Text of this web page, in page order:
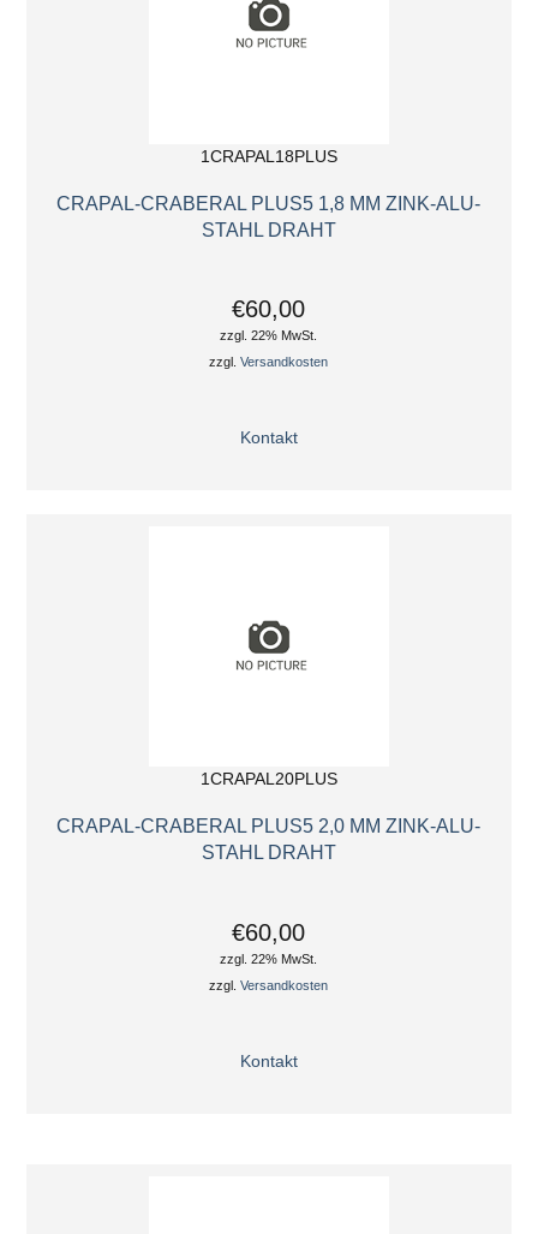
1CRAPAL18PLUS
CRAPAL-CRABERAL PLUS5 1,8 MM ZINK-ALU-
STAHL DRAHT
€60,00
zzgl. 22% MwSt.
zzgl.Versandkosten
Kontakt
1CRAPAL20PLUS
CRAPAL-CRABERAL PLUS5 2,0 MM ZINK-ALU-
STAHL DRAHT
€60,00
zzgl. 22% MwSt.
zzgl.Versandkosten
Kontakt